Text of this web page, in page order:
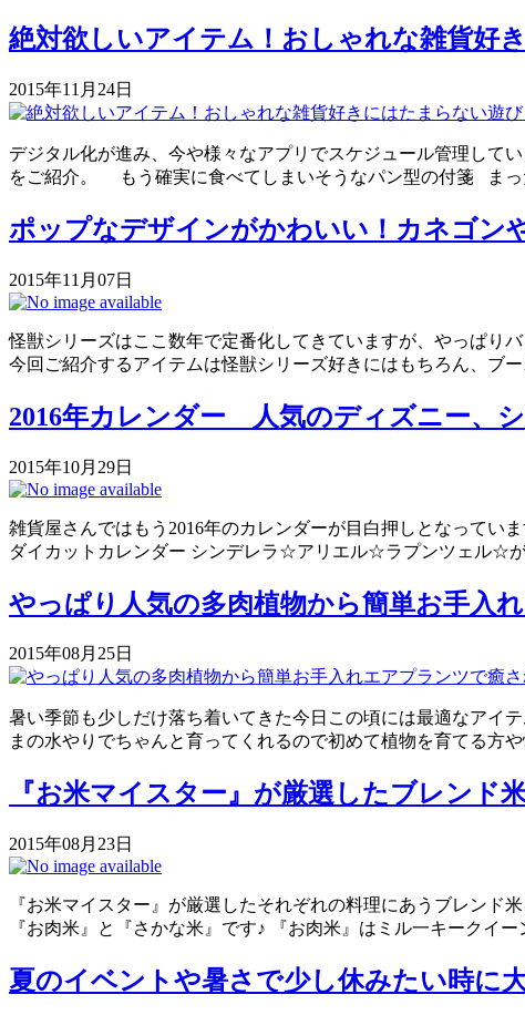
絶対欲しいアイテム！おしゃれな雑貨好
2015年11月24日
デジタル化が進み、今や様々なアプリでスケジュール管理して
をご紹介。 もう確実に食べてしまいそうなパン型の付箋 ま
ポップなデザインがかわいい！カネゴン
2015年11月07日
怪獣シリーズはここ数年で定番化してきていますが、やっぱり
今回ご紹介するアイテムは怪獣シリーズ好きにはもちろん、ブ
2016年カレンダー 人気のディズニー、
2015年10月29日
雑貨屋さんではもう2016年のカレンダーが目白押しとなってい
ダイカットカレンダー シンデレラ☆アリエル☆ラプンツェル☆
やっぱり人気の多肉植物から簡単お手入
2015年08月25日
暑い季節も少しだけ落ち着いてきた今日この頃には最適なアイ
まの水やりでちゃんと育ってくれるので初めて植物を育てる方
『お米マイスター』が厳選したブレンド
2015年08月23日
『お米マイスター』が厳選したそれぞれの料理にあうブレン
『お肉米』と『さかな米』です♪ 『お肉米』はミル一キークイ
夏のイベントや暑さで少し休みたい時に